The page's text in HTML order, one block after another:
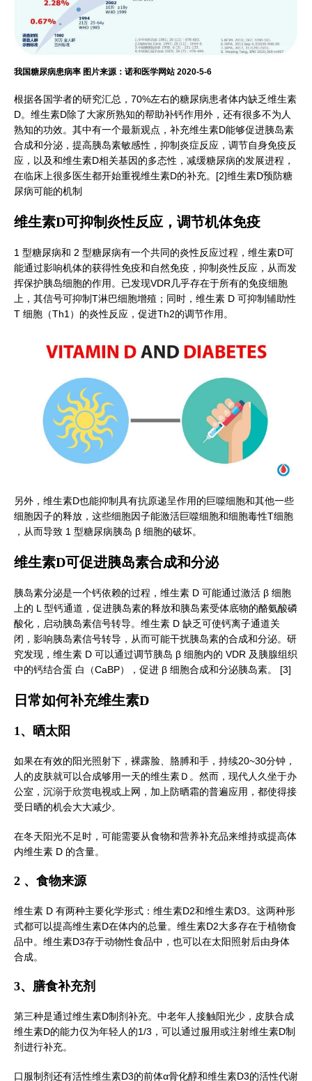
我国糖尿病患病率 图片来源：诺和医学网站 2020-5-6​
根据各国学者的研究汇总，70%左右的糖尿病患者体内缺乏维生素
D。维生素D除了大家所熟知的帮助补钙作用外，还有很多不为人
熟知的功效。其中有一个最新观点，补充维生素D能够促进胰岛素
合成和分泌，提高胰岛素敏感性，抑制炎症反应，调节自身免疫反
应，以及和维生素D相关基因的多态性，减缓糖尿病的发展进程，
在临床上很多医生都开始重视维生素D的补充。[2]维生素D预防糖
尿病可能的机制
维生素D可抑制炎性反应，调节机体免疫
1 型糖尿病和 2 型糖尿病有一个共同的炎性反应过程，维生素D可
能通过影响机体的获得性免疫和自然免疫，抑制炎性反应，从而发
挥保护胰岛细胞的作用。已发现VDR几乎存在于所有的免疫细胞
上，其信号可抑制T淋巴细胞增殖；同时，维生素 D 可抑制辅助性
T 细胞（Th1）的炎性反应，促进Th2的调节作用。
另外，维生素D也能抑制具有抗原递呈作用的巨噬细胞和其他一些
细胞因子的释放，这些细胞因子能激活巨噬细胞和细胞毒性T细胞
，从而导致 1 型糖尿病胰岛 β 细胞的破坏。
维生素D可促进胰岛素合成和分泌
胰岛素分泌是一个钙依赖的过程，维生素 D 可能通过激活 β 细胞
上的 L 型钙通道，促进胰岛素的释放和胰岛素受体底物的酪氨酸磷
酸化，启动胰岛素信号转导。维生素 D 缺乏可使钙离子通道关
闭，影响胰岛素信号转导，从而可能干扰胰岛素的合成和分泌。研
究发现，维生素 D 可以通过调节胰岛 β 细胞内的 VDR 及胰腺组织
中的钙结合蛋 白（CaBP），促进 β 细胞合成和分泌胰岛素。 [3]
日常如何补充维生素D
1、晒太阳
如果在有效的阳光照射下，裸露脸、胳膊和手，持续20~30分钟，
人的皮肤就可以合成够用一天的维生素Ｄ。然而，现代人久坐于办
公室，沉溺于欣赏电视或上网，加上防晒霜的普遍应用，都使得接
受日晒的机会大大减少。
在冬天阳光不足时，可能需要从食物和营养补充品来维持或提高体
内维生素 D 的含量。
2 、食物来源
维生素 D 有两种主要化学形式：维生素D2和维生素D3。这两种形
式都可以提高维生素D在体内的总量。维生素D2大多存在于植物食
品中。维生素D3存于动物性食品中，也可以在太阳照射后由身体
合成。
3、膳食补充剂
第三种是通过维生素D制剂补充。中老年人接触阳光少，皮肤合成
维生素D的能力仅为年轻人的1/3，可以通过服用或注射维生素D制
剂进行补充。
口服制剂还有活性维生素D3的前体α骨化醇和维生素D3的活性代谢